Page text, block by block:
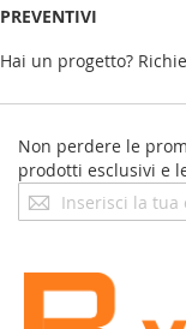
PREVENTIVI
Hai un progetto?
Non perdere le
prodotti esclusivi e
Iscriviti
alla